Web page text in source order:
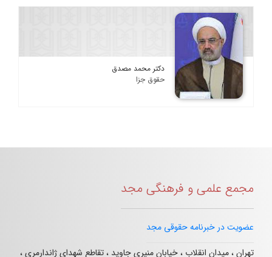
دکتر محمد مصدق
حقوق جزا
مجمع علمی و فرهنگی مجد
عضویت در خبرنامه حقوقی مجد
تهران ، میدان انقلاب ، خیابان منیری جاوید ، تقاطع شهدای ژاندارمری ،